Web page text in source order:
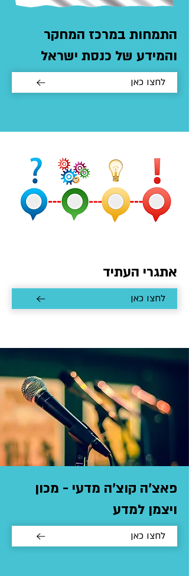
התמחות במרכז המחקר
והמידע של כנסת ישראל
לחצו כאן
אתגרי העתיד
לחצו כאן
פאצ'ה קוצ'ה מדעי - מכון
ויצמן למדע
לחצו כאן